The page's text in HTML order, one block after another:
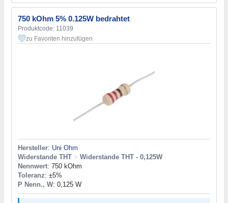
750 kOhm 5% 0.125W bedrahtet
Produktcode: 11039
zu Favoriten hinzufügen
Hersteller: Uni Ohm
Widerstande THT > Widerstande THT - 0,125W
Nennwert: 750 kOhm
Toleranz: ±5%
P Nenn., W: 0,125 W